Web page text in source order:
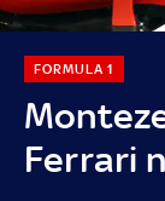
Ferrari
FORMULA 1